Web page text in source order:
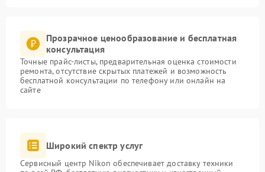
Прозрачное ценообразование и бесплатная
консультация
Точные прайс-листы, предварительная оценка стоимости
ремонта, отсутствие скрытых платежей и возможность
бесплатной консультации по телефону или онлайн на
сайте
Широкий спектр услуг
Сервисный центр Nikon обеспечивает доставку техники